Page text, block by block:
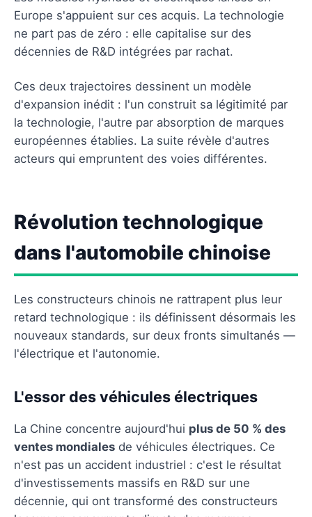
Europe s'appuient sur ces acquis. La technologie
ne part pas de zéro : elle capitalise sur des
décennies de R&D intégrées par rachat.
Ces deux trajectoires dessinent un modèle
d'expansion inédit : l'un construit sa légitimité par
la technologie, l'autre par absorption de marques
européennes établies. La suite révèle d'autres
acteurs qui empruntent des voies différentes.
Révolution technologique
dans l'automobile chinoise
Les constructeurs chinois ne rattrapent plus leur
retard technologique : ils définissent désormais les
nouveaux standards, sur deux fronts simultanés —
l'électrique et l'autonomie.
L'essor des véhicules électriques
La Chine concentre aujourd'hui plus de 50 % des
ventes mondiales de véhicules électriques. Ce
n'est pas un accident industriel : c'est le résultat
d'investissements massifs en R&D sur une
décennie, qui ont transformé des constructeurs